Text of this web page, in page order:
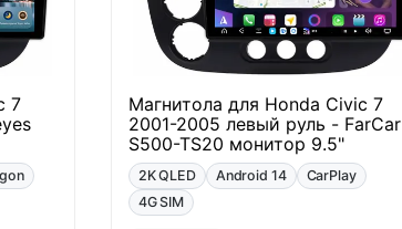
7
Магнитола для Honda Civic 7
2001-2005 левый руль - FarCar
S500-TS20 монитор 9.5"
2K QLED Android 14
CarPlay
4G SIM